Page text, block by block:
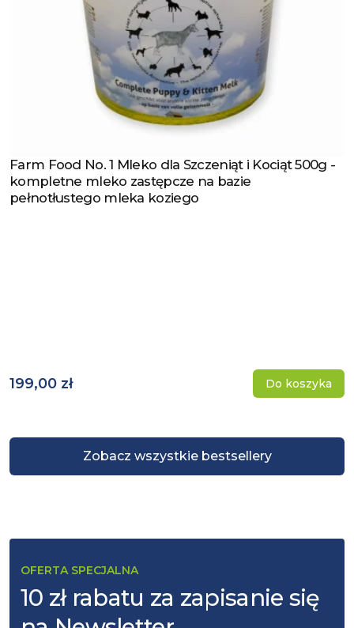
Zobacz wszystkie bestsellery
Zobacz produkt
Farm Food No. 1 Mleko dla Szczeniąt i Kociąt 500g -
kompletne mleko zastępcze na bazie
pełnotłustego mleka koziego
199,00 zł Do koszyka
OFERTA SPECJALNA
10 zł rabatu za zapisanie się